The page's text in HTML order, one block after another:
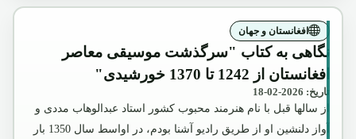
افغانستان و جهان
نگاهی به کتاب "سرگذشت موسیقی معاصر
افغانستان از 1242 تا 1370 خورشیدی"
تاریخ: 2026-02-18
از سالها قبل با نام هنرمند محبوب کشور استاد عبدالوهاب مددی و
آواز دلنشین او از طریق رادیو آشنا بودم، در اواسط سال 1350 بار